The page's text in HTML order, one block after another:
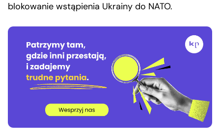
blokowanie wstąpienia Ukrainy do NATO.